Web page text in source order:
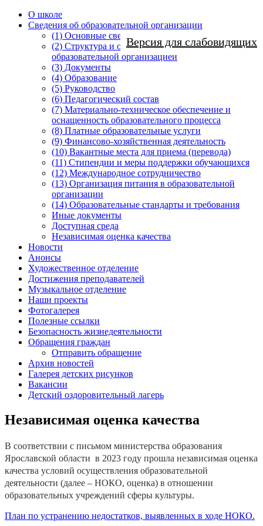
О школе
Сведения об образовательной организации
(1) Основные сведения
(2) Структура и органы управления
образовательной организацией
(3) Документы
(4) Образование
(5) Руководство
(6) Педагогический состав
(7) Материально-техническое обеспечение и
оснащенность образовательного процесса
(8) Платные образовательные услуги
(9) Финансово-хозяйственная деятельность
(10) Вакантные места для приема (перевода)
(11) Стипендии и меры поддержки обучающихся
(12) Международное сотрудничество
(13) Организация питания в образовательной
организации
(14) Образовательные стандарты и требования
Иные документы
Доступная среда
Независимая оценка качества
Новости
Анонсы
Художественное отделение
Достижения преподавателей
Музыкальное отделение
Наши проекты
Фотогалерея
Полезные ссылки
Безопасность жизнедеятельности
Обращения граждан
Отправить обращение
Архив новостей
Галерея детских рисунков
Вакансии
Детский оздоровительный лагерь
Независимая оценка качества
В соответствии с письмом министерства образования
Ярославской области в 2023 году прошла независимая оценка
качества условий осуществления образовательной
деятельности (далее – НОКО, оценка) в отношении
образовательных учреждений сферы культуры.
План по устранению недостатков, выявленных в ходе НОКО.
Версия для слабовидящих